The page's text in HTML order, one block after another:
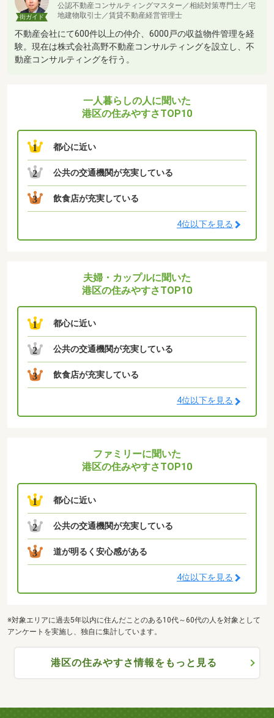
街ガイド
公認不動産コンサルティングマスター／相続対策専門士／宅
地建物取引士／賃貸不動産経営管理士
不動産会社にて600件以上の仲介、6000戸の収益物件管理を経
験。現在は株式会社高野不動産コンサルティングを設立し、不
動産コンサルティングを行う。
一人暮らしの人に聞いた
港区の住みやすさTOP10
1 都心に近い
2 公共の交通機関が充実している
3 飲食店が充実している
4位以下を見る
夫婦・カップルに聞いた
港区の住みやすさTOP10
1 都心に近い
2 公共の交通機関が充実している
3 飲食店が充実している
4位以下を見る
ファミリーに聞いた
港区の住みやすさTOP10
1 都心に近い
2 公共の交通機関が充実している
3 道が明るく安心感がある
4位以下を見る
※対象エリアに過去5年以内に住んだことのある10代～60代の人を対象として
アンケートを実施し、独自に集計しています。
港区の住みやすさ情報をもっと見る